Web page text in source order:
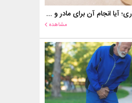
کاشت ناخن در بارداری؛ آیا انجام آن برای مادر و جنین خطر دارد؟
مشاهده